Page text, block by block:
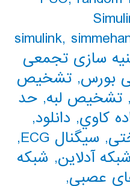
,
سازی تجمعی
بورس, تشخیص
, تشخیص لبه, حد
كاوي, دانلود,
, سیگنال ECG
,
آدلاین, شبکه
عصبی,